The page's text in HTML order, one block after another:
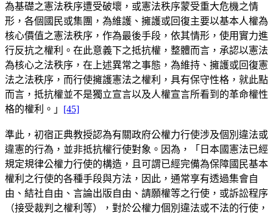
為基礎之憲法秩序遭受破壞，或憲法秩序蒙受重大危機之情
形，各個國民或集團，為維護、擁護或回復主要以基本人權為
核心價值之憲法秩序，作為最後手段，依其情形，使用實力進
行反抗之權利。在此意義下之抵抗權，整體而言，承認以憲法
為核心之法秩序，在上述異常之事態，為維持、擁護或回復憲
法之法秩序，而行使擁護憲法之權利，具有保守性格，就此點
而言，抵抗權並不是獨立宣言以及人權宣言所看到的革命權性
格的權利。」 [45]
準此，初宿正典教授認為有關政府公權力行使涉及個別違法或
違憲的行為，並非抵抗權行使對象。因為，「日本國憲法已經
規定規律公權力行使的構造，且可謂已經完備為保障國民基本
權利之行使的各種手段與方法，因此，通常享有透過集會自
由、結社自由、言論出版自由、請願權等之行使，或訴訟程序
（接受裁判之權利等），對於公權力個別違法或不法的行使，